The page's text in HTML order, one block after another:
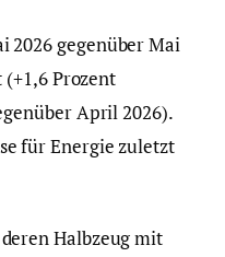
2026 gegenüber Mai
Prozent
April 2026).
für Energie zuletzt
Halbzeug mit